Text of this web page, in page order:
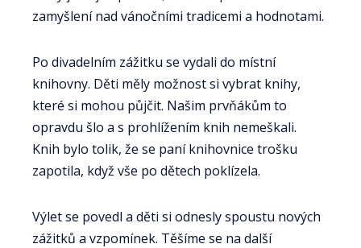
zamyšlení nad vánočními tradicemi a hodnotami.
Po divadelním zážitku se vydali do místní
knihovny. Děti měly možnost si vybrat knihy,
které si mohou půjčit. Našim prvňákům to
opravdu šlo a s prohlížením knih nemeškali.
Knih bylo tolik, že se paní knihovnice trošku
zapotila, když vše po dětech poklízela.
Výlet se povedl a děti si odnesly spoustu nových
zážitků a vzpomínek. Těšíme se na další